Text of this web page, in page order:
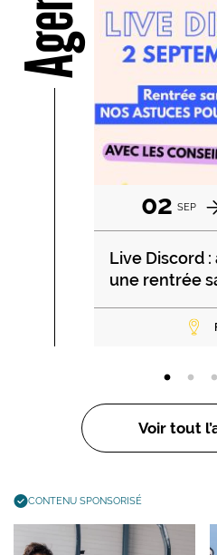
02 SEP
Live Discord
une rentrée
Voir tout
CONTENU SPONSORISÉ